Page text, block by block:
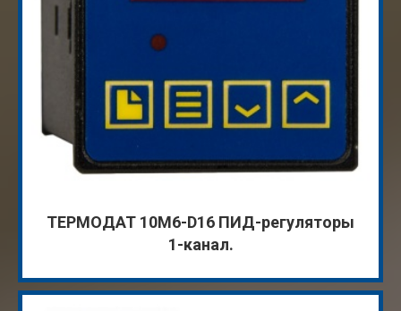
ТЕРМОДАТ 10M6-D16 ПИД-регуляторы
1-канал.